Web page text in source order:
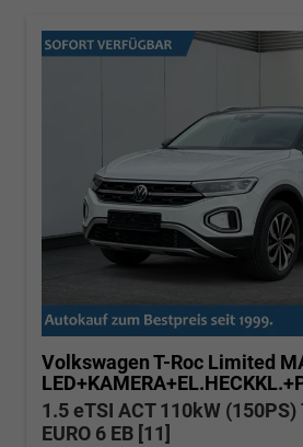
Volkswagen T-Roc Limited
1.5 eTSI ACT 110kW (150PS)
EURO 6 EB [11]